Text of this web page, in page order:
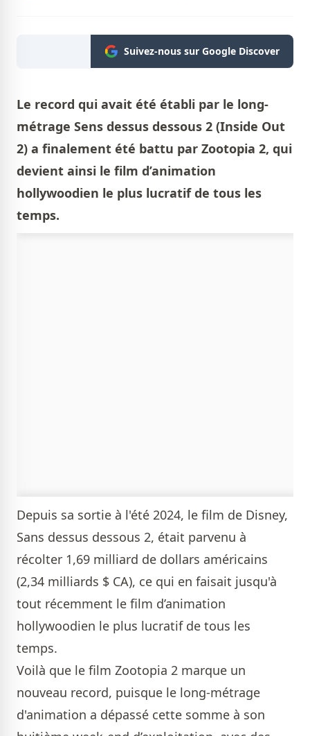
Suivez-nous sur Google Discover
Le record qui avait été établi par le long-
métrage Sens dessus dessous 2 (Inside Out
2) a finalement été battu par Zootopia 2, qui
devient ainsi le film d’animation
hollywoodien le plus lucratif de tous les
temps.
Depuis sa sortie à l'été 2024, le film de Disney,
Sans dessus dessous 2, était parvenu à
récolter 1,69 milliard de dollars américains
(2,34 milliards $ CA), ce qui en faisait jusqu'à
tout récemment le film d’animation
hollywoodien le plus lucratif de tous les
temps.
Voilà que le film Zootopia 2 marque un
nouveau record, puisque le long-métrage
d'animation a dépassé cette somme à son